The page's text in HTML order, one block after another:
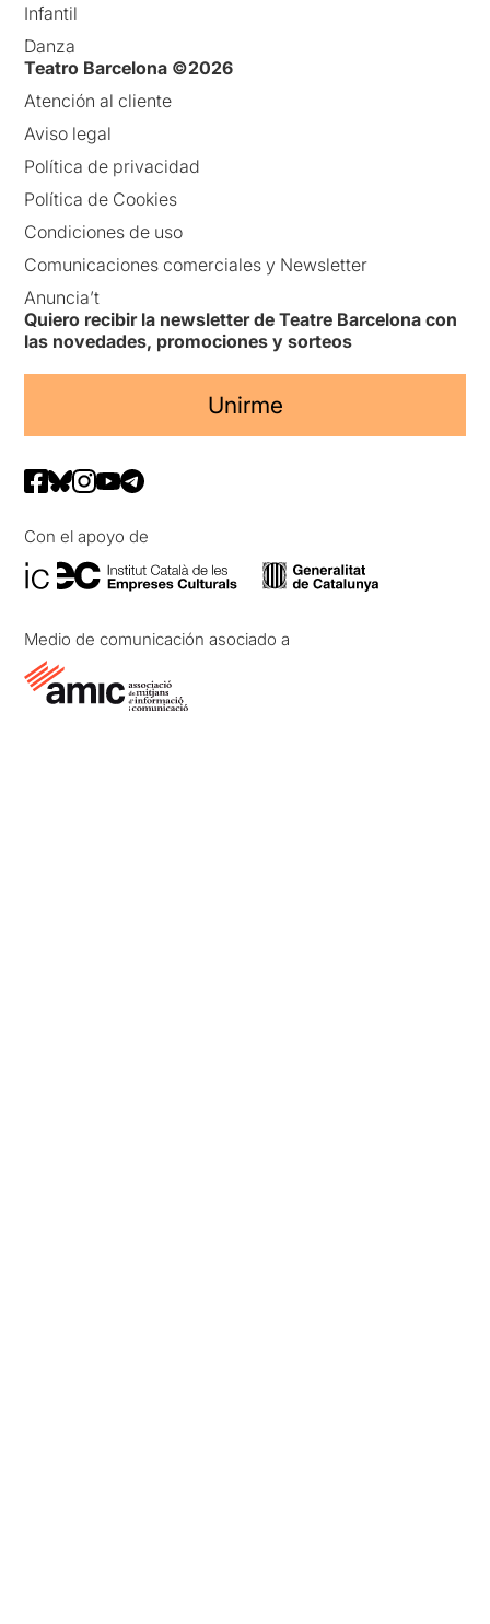
Infantil
Danza
Teatro Barcelona ©2026
Atención al cliente
Aviso legal
Política de privacidad
Política de Cookies
Condiciones de uso
Comunicaciones comerciales y Newsletter
Anuncia’t
Quiero recibir la newsletter de Teatre Barcelona con
las novedades, promociones y sorteos
Unirme
Con el apoyo de
Medio de comunicación asociado a